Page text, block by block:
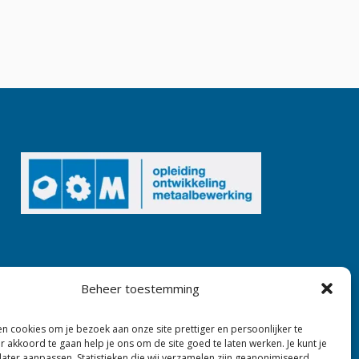
Beheer toestemming
cookies om je bezoek aan onze site prettiger en persoonlijker te
akkoord te gaan help je ons om de site goed te laten werken. Je kunt je